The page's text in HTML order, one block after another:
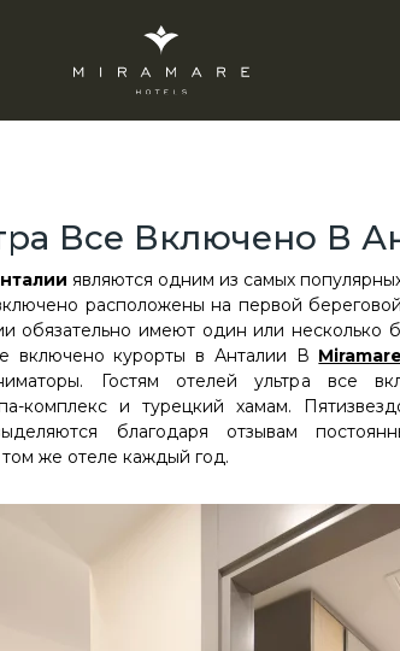
Все Включено В
являются одним из самых
расположены на первой
обязательно имеют один или несколько
курорты в Анталии В
Гостям отелей ультра все
комплекс и турецкий хамам.
благодаря отзывам
же отеле каждый год.